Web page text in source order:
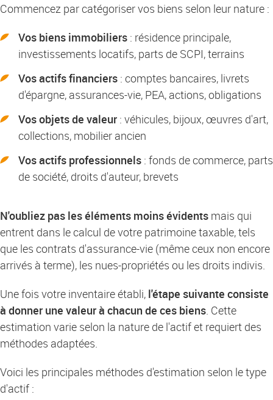
Commencez par catégoriser vos biens selon leur nature :
Vos biens immobiliers : résidence principale,
investissements locatifs, parts de SCPI, terrains
Vos actifs financiers : comptes bancaires, livrets
d'épargne, assurances-vie, PEA, actions, obligations
Vos objets de valeur : véhicules, bijoux, œuvres d'art,
collections, mobilier ancien
Vos actifs professionnels : fonds de commerce, parts
de société, droits d'auteur, brevets
N'oubliez pas les éléments moins évidents mais qui
entrent dans le calcul de votre patrimoine taxable, tels
que les contrats d'assurance-vie (même ceux non encore
arrivés à terme), les nues-propriétés ou les droits indivis.
Une fois votre inventaire établi, l'étape suivante consiste
à donner une valeur à chacun de ces biens. Cette
estimation varie selon la nature de l'actif et requiert des
méthodes adaptées.
Voici les principales méthodes d'estimation selon le type
d'actif :